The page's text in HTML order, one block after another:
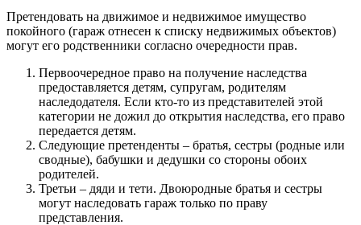
Претендовать на движимое и недвижимое имущество
покойного (гараж отнесен к списку недвижимых объектов)
могут его родственники согласно очередности прав.
Первоочередное право на получение наследства
предоставляется детям, супругам, родителям
наследодателя. Если кто-то из представителей этой
категории не дожил до открытия наследства, его право
передается детям.
Следующие претенденты – братья, сестры (родные или
сводные), бабушки и дедушки со стороны обоих
родителей.
Третьи – дяди и тети. Двоюродные братья и сестры
могут наследовать гараж только по праву
представления.